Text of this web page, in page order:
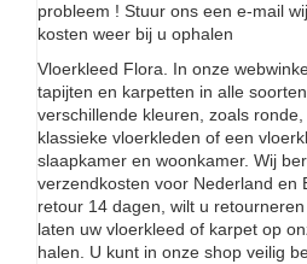
probleem ! Stuur ons een e-mail
kosten weer bij u ophalen
Vloerkleed Flora. In onze
tapijten en karpetten in alle
verschillende kleuren, zoals
klassieke vloerkleden of een
slaapkamer en woonkamer. Wij
verzendkosten voor Nederland en
retour 14 dagen, wilt u
laten uw vloerkleed of karpet op
halen. U kunt in onze shop veilig